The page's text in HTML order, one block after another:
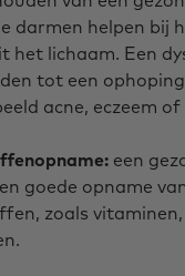
darmen helpen bij
lichaam. Een
tot een
acne, eczeem
een
goede opname
zoals